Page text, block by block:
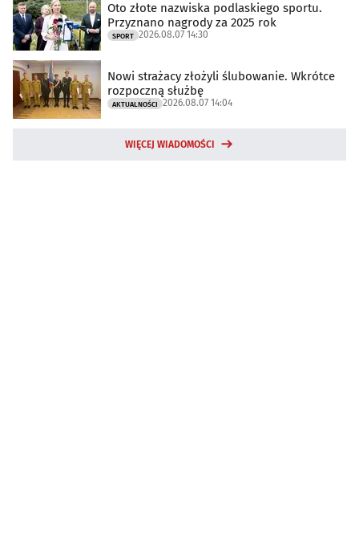
Oto złote nazwiska podlaskiego sportu.
Przyznano nagrody za 2025 rok
SPORT 2026.08.07 14:30
Nowi strażacy złożyli ślubowanie. Wkrótce
rozpoczną służbę
AKTUALNOŚCI 2026.08.07 14:04
WIĘCEJ WIADOMOŚCI